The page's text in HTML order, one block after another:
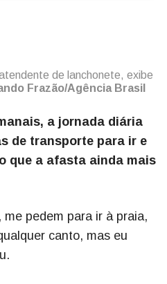
de lanchonete, exibe
Frazão/Agência Brasil
a jornada diária
de transporte para ir e
que a afasta ainda mais
pedem para ir à praia,
canto, mas eu